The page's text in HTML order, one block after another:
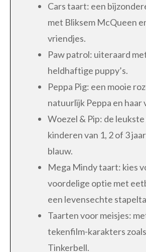
Cars taart: een
met Bliksem McQueen
vriendjes.
Paw patrol: uiteraard
heldhaftige puppy’s.
Peppa Pig: een mooie
natuurlijk Peppa en haar
Woezel & Pip: de
kinderen van 1, 2 of 3
blauw.
Mega Mindy taart: kies
voordelige optie met
een levensechte
Taarten voor meisjes:
tekenfilm-karakters
Tinkerbell.